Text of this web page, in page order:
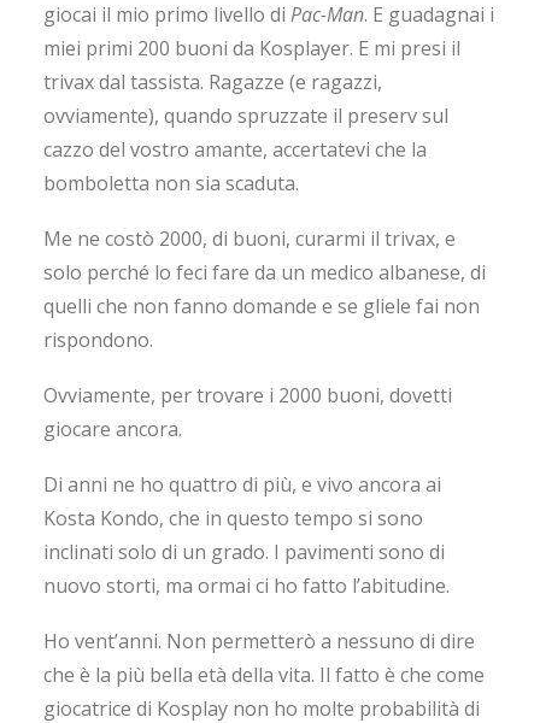
giocai il mio primo livello di Pac-Man. E guadagnai i
miei primi 200 buoni da Kosplayer. E mi presi il
trivax dal tassista. Ragazze (e ragazzi,
ovviamente), quando spruzzate il preserv sul
cazzo del vostro amante, accertatevi che la
bomboletta non sia scaduta.
Me ne costò 2000, di buoni, curarmi il trivax, e
solo perché lo feci fare da un medico albanese, di
quelli che non fanno domande e se gliele fai non
rispondono.
Ovviamente, per trovare i 2000 buoni, dovetti
giocare ancora.
Di anni ne ho quattro di più, e vivo ancora ai
Kosta Kondo, che in questo tempo si sono
inclinati solo di un grado. I pavimenti sono di
nuovo storti, ma ormai ci ho fatto l’abitudine.
Ho vent’anni. Non permetterò a nessuno di dire
che è la più bella età della vita. Il fatto è che come
giocatrice di Kosplay non ho molte probabilità di